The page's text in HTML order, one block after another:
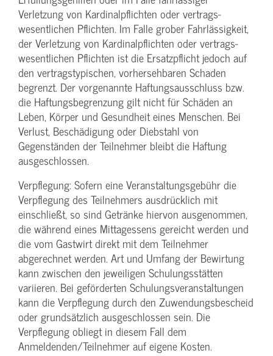
Verletzung von Kardinalpflichten oder vertrags­
wesentlichen Pflichten. Im Falle grober Fahrlässigkeit,
der Verletzung von Kardinalpflichten oder vertrags­
wesentlichen Pflichten ist die Ersatzpflicht jedoch auf
den vertragstypischen, vorhersehbaren Schaden
begrenzt. Der vorgenannte Haftungs­ausschluss bzw.
die Haftungs­begrenzung gilt nicht für Schäden an
Leben, Körper und Gesundheit eines Menschen. Bei
Verlust, Beschädigung oder Diebstahl von
Gegenständen der Teilnehmer bleibt die Haftung
ausgeschlossen.
Verpflegung: Sofern eine Veranstaltungs­gebühr die
Verpflegung des Teilnehmers ausdrücklich mit
einschließt, so sind Getränke hiervon ausgenommen,
die während eines Mittagessens gereicht werden und
die vom Gastwirt direkt mit dem Teilnehmer
abgerechnet werden. Art und Umfang der Bewirtung
kann zwischen den jeweiligen Schulungsstätten
variieren. Bei geförderten Schulungs­veranstaltungen
kann die Verpflegung durch den Zuwendungs­bescheid
oder grundsätzlich ausgeschlossen sein. Die
Verpflegung obliegt in diesem Fall dem
Anmeldenden/­Teilnehmer auf eigene Kosten.